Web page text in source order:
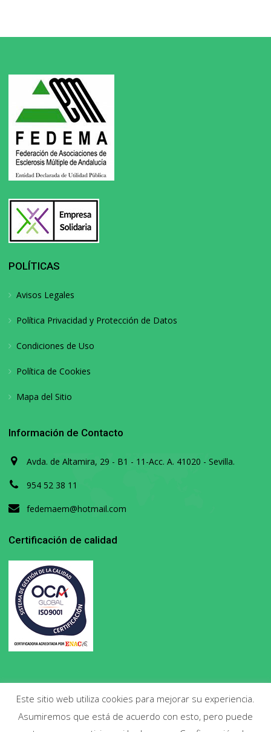
POLÍTICAS
Avisos Legales
Política Privacidad y Protección de Datos
Condiciones de Uso
Política de Cookies
Mapa del Sitio
Información de Contacto
Avda. de Altamira, 29 - B1 - 11-Acc. A. 41020 - Sevilla.
954 52 38 11
fedemaem@hotmail.com
Certificación de calidad
Copyright 2020. Todos los derechos reservados.
Este sitio web utiliza cookies para mejorar su experiencia.
Asumiremos que está de acuerdo con esto, pero puede